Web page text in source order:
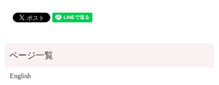
English